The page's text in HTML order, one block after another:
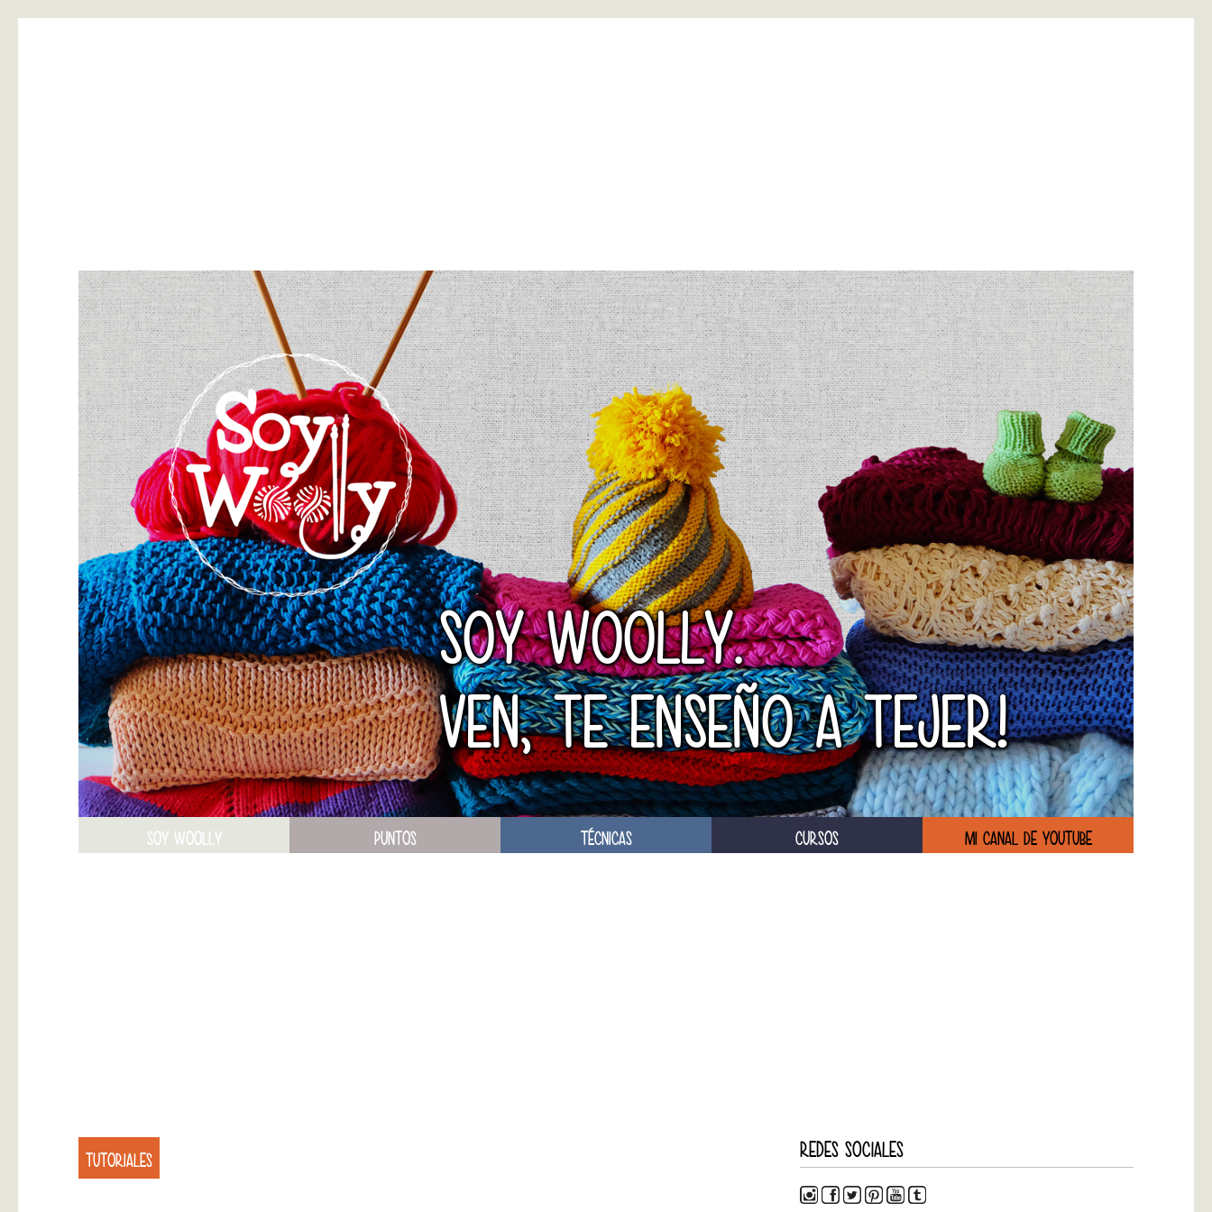
SOY WOOLLY.
VEN, TE ENSEÑO A TEJER!
SOY WOOLLY PUNTOS TÉCNICAS CURSOS MI CANAL DE YOUTUBE
TUTORIALES REDES SOCIALES